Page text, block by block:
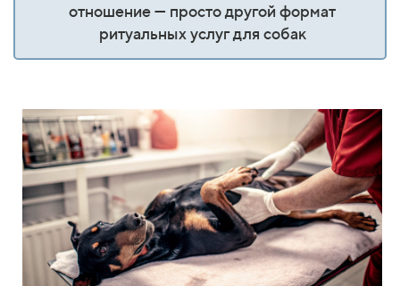
отношение — просто другой формат
ритуальных услуг для собак